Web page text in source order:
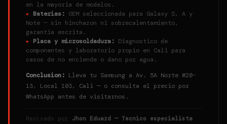
en la mayoria de modelos.
▸ Baterias: OEM seleccionada para Galaxy S, A y
Note — sin hinchazon ni sobrecalentamiento,
garantia escrita.
▸ Placa y microsoldadura: Diagnostico de
componentes y laboratorio propio en Cali para
casos de no enciende o dano por agua.
Conclusion: Lleva tu Samsung a Av. 5A Norte #20-
13, Local 103, Cali — o consulta el precio por
WhatsApp antes de visitarnos.
Revisado por Jhon Eduard — Tecnico especialista